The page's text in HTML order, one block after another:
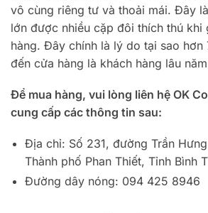
vô cùng riêng tư và thoải mái. Đây
lớn được nhiều cặp đôi thích thú khi
hàng. Đây chính là lý do tại sao hơn
đến cửa hàng là khách hàng lâu
Để mua hàng, vui lòng liên hệ OK
cung cấp các thông tin sau:
Địa chỉ: Số 231, đường Trần
Thành phố Phan Thiết, Tỉnh Bình
Đường dây nóng: 094 425 8946